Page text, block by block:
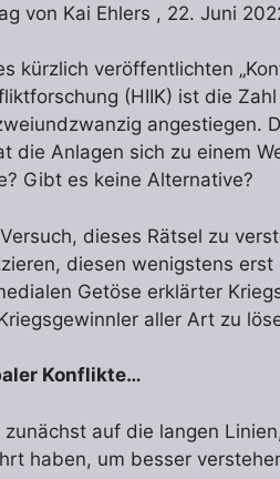
von Kai Ehlers , 22. Juni
kürzlich veröffentlichten
(HIIK) ist die
angestiegen.
die Anlagen sich zu einem
Gibt es keine Alternative?
dieses Rätsel zu
diesen wenigstens
Getöse erklärter
aller Art zu
Konflikte…
auf die langen
haben, um besser